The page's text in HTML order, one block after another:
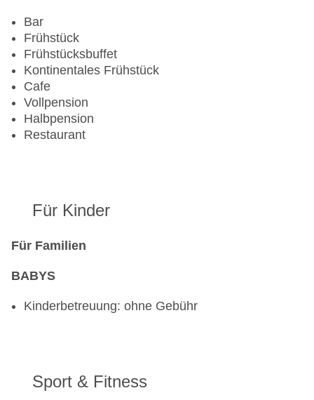
Zahlungsarten: American Express, Diners Club,
EC Maestro, Mastercard, Visa
Landeskategorie: 5 Sterne
Bar
Frühstück
Frühstücksbuffet
Kontinentales Frühstück
Cafe
Vollpension
Halbpension
Restaurant
Für Kinder
Für Familien
BABYS
Kinderbetreuung: ohne Gebühr
Sport & Fitness